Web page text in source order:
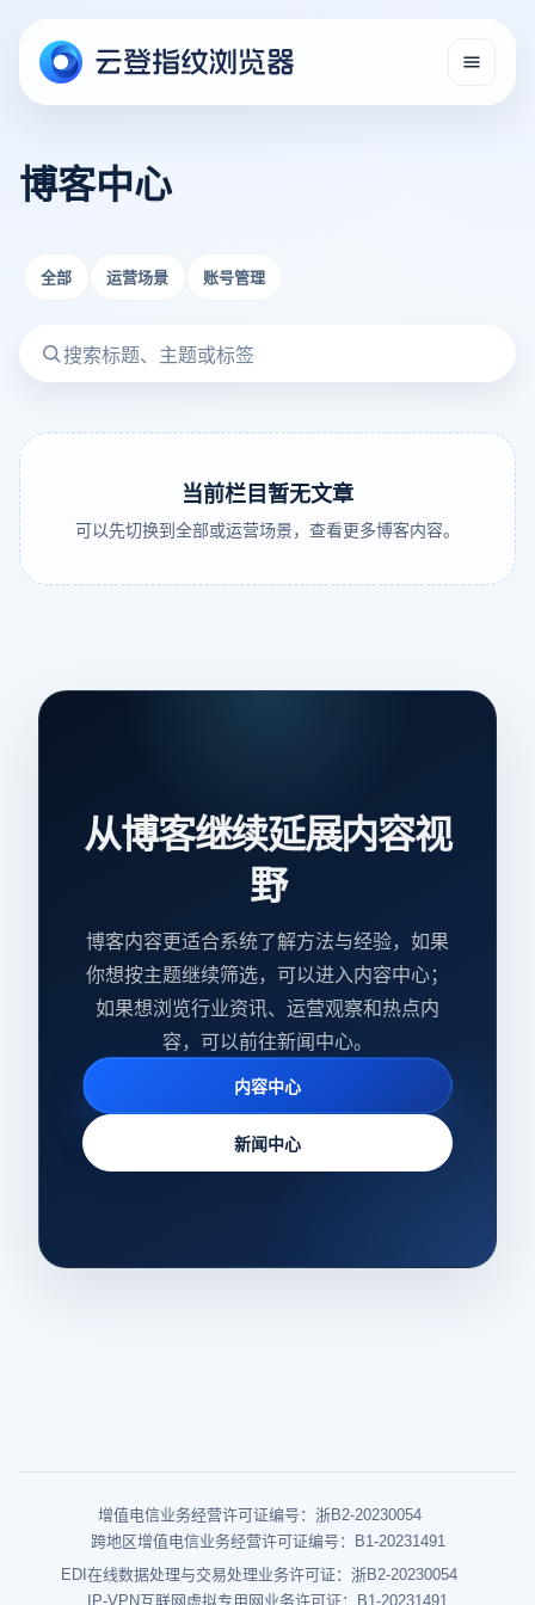
博客中心
全部 运营场景 账号管理
当前栏目暂无文章
可以先切换到全部或运营场景，查看更多博客内容。
从博客继续延展内容视
野
博客内容更适合系统了解方法与经验，如果
你想按主题继续筛选，可以进入内容中心；
如果想浏览行业资讯、运营观察和热点内
容，可以前往新闻中心。
内容中心
新闻中心
增值电信业务经营许可证编号：浙B2-20230054
跨地区增值电信业务经营许可证编号：B1-20231491
EDI在线数据处理与交易处理业务许可证：浙B2-20230054
IP-VPN互联网虚拟专用网业务许可证：B1-20231491